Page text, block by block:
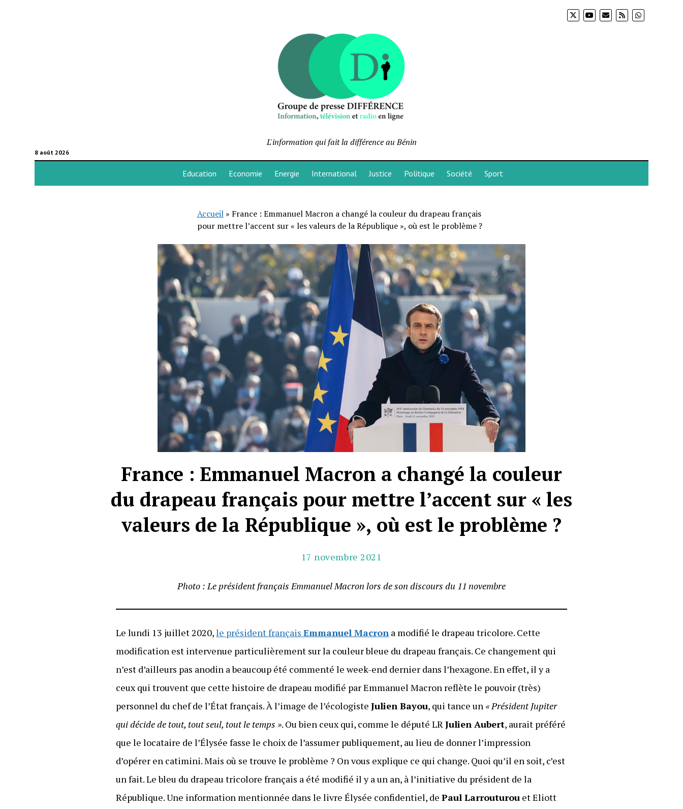
8 août 2026
L'information qui fait la différence au Bénin
Education Economie Energie International Justice Politique Société Sport
Accueil» France : Emmanuel Macron a changé la couleur du drapeau français
pour mettre l’accent sur « les valeurs de la République », où est le problème ?
France : Emmanuel Macron a changé la couleur
du drapeau français pour mettre l’accent sur « les
valeurs de la République », où est le problème ?
17 novembre 2021
Photo : Le président français Emmanuel Macron lors de son discours du 11 novembre
Le lundi 13 juillet 2020,le président françaisEmmanuel Macron a modifié le drapeau tricolore. Cette
modification est intervenue particulièrement sur la couleur bleue du drapeau français. Ce changement qui
n’est d’ailleurs pas anodin a beaucoup été commenté le week-end dernier dans l’hexagone. En effet, il y a
ceux qui trouvent que cette histoire de drapeau modifié par Emmanuel Macron reflète le pouvoir (très)
personnel du chef de l’État français. À l’image de l’écologisteJulien Bayou, qui tance un « Président Jupiter
qui décide de tout, tout seul, tout le temps ». Ou bien ceux qui, comme le député LRJulien Aubert, aurait préféré
que le locataire de l’Élysée fasse le choix de l’assumer publiquement, au lieu de donner l’impression
d’opérer en catimini. Mais où se trouve le problème ? On vous explique ce qui change. Quoi qu’il en soit, c’est
un fait. Le bleu du drapeau tricolore français a été modifié il y a un an, à l’initiative du président de la
République. Une information mentionnée dans le livre Élysée confidentiel, dePaul Larrouturou et Eliott